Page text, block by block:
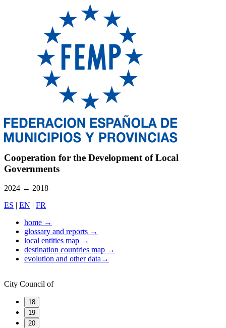
Cooperation for the Development of Local
Governments
2024 ← 2018
ES | EN | FR
home →
glossary and reports →
local entities map →
destination countries map →
evolution and other data→
City Council of
18
19
20